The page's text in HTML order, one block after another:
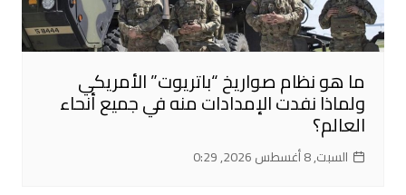
ما هو نظام صواريخ “باتريوت” الأمريكي
ولماذا نفدت الإمدادات منه في جميع أنحاء
العالم؟
السبت, 8 أغسطس 2026, 0:29